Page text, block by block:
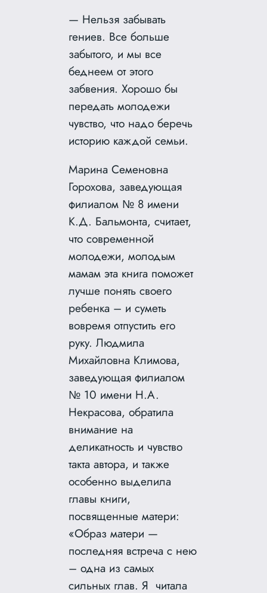
— Нельзя забывать
гениев. Все больше
забытого, и мы все
беднеем от этого
забвения. Хорошо бы
передать молодежи
чувство, что надо беречь
историю каждой семьи.
Марина Семеновна
Горохова, заведующая
филиалом № 8 имени
К.Д. Бальмонта, считает,
что современной
молодежи, молодым
мамам эта книга поможет
лучше понять своего
ребенка – и суметь
вовремя отпустить его
руку. Людмила
Михайловна Климова,
заведующая филиалом
№ 10 имени Н.А.
Некрасова, обратила
внимание на
деликатность и чувство
такта автора, и также
особенно выделила
главы книги,
посвященные матери:
«Образ матери —
последняя встреча с нею
– одна из самых
сильных глав. Я читала